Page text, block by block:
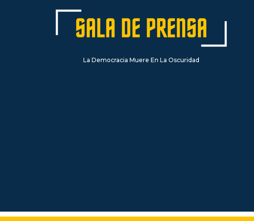
La Democracia Muere En La Oscuridad